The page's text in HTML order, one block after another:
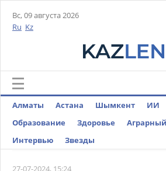
Вс, 09 августа 2026
Ru Kz
Алматы Астана Шымкент ИИ
Образование
Здоровье
Интервью
Звезды
27-07-2024, 15:24